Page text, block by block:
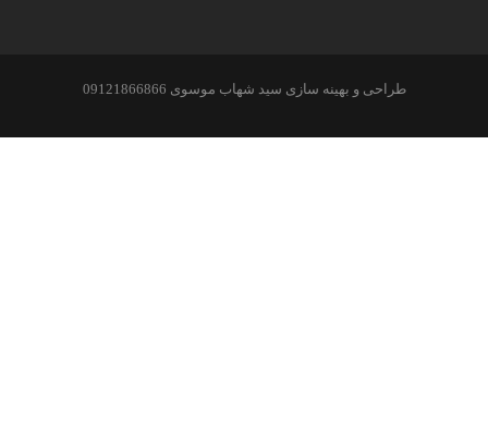
طراحی و بهینه سازی سید شهاب موسوی 09121866866